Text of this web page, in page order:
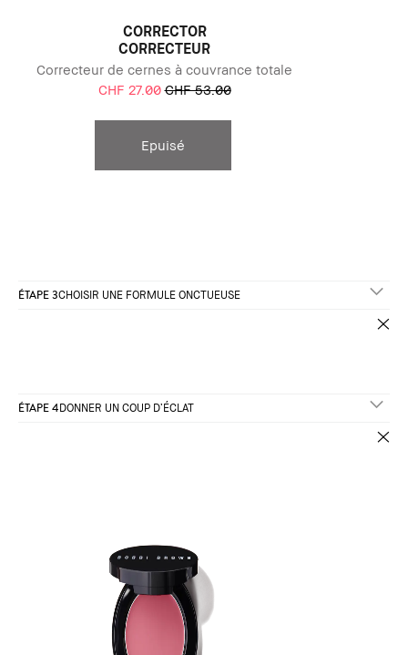
CORRECTOR
CORRECTEUR
Correcteur de cernes à couvrance totale
CHF 27.00 CHF 53.00
Epuisé
ÉTAPE 3CHOISIR UNE FORMULE ONCTUEUSE
ÉTAPE 4DONNER UN COUP D’ÉCLAT